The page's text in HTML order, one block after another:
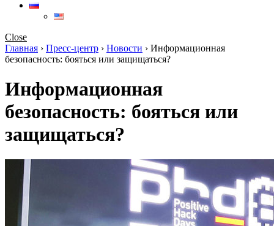
Close
Главная › Пресс-центр › Новости › Информационная
безопасность: бояться или защищаться?
Информационная
безопасность: бояться или
защищаться?